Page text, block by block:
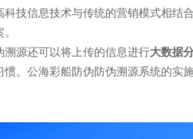
技信息技术与传统的营销模式相结
源还可以将上传的信息进行大数据
。公海彩船防伪防伪溯源系统的实